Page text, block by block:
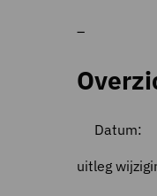
–
Datum:
uitleg